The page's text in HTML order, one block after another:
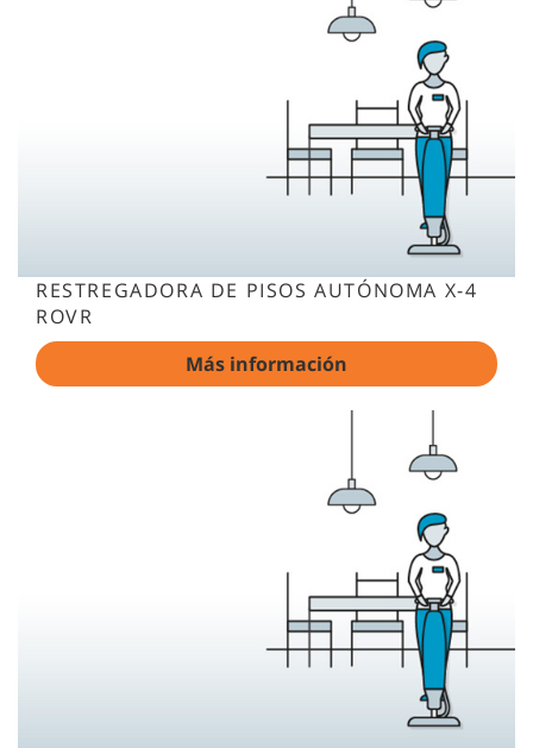
RESTREGADORA DE PISOS AUTÓNOMA X-4
ROVR
Más información